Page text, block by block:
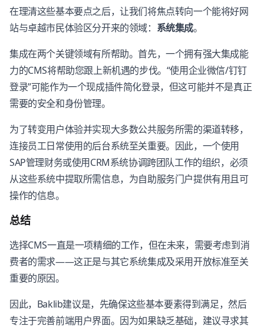
在理清这些基本要点之后，让我们将焦点转向一个能将好网
站与卓越市民体验区分开来的领域： 系统集成。
集成在两个关键领域有所帮助。首先，一个拥有强大集成能
力的CMS将帮助您跟上新机遇的步伐。“使用企业微信/钉钉
登录”可能作为一个现成插件简化登录，但这可能并不是真正
需要的安全和身份管理。
为了转变用户体验并实现大多数公共服务所需的渠道转移，
连接员工日常使用的后台系统至关重要。因此，一个使用
SAP管理财务或使用CRM系统协调跨团队工作的组织，必须
从这些系统中提取所需信息，为自助服务门户提供有用且可
操作的信息。
总结
选择CMS一直是一项精细的工作，但在未来，需要考虑到消
费者的需求——这正是与其它系统集成及采用开放标准至关
重要的原因。
因此，Baklib建议是，先确保这些基本要素得到满足，然后
专注于完善前端用户界面。因为如果缺乏基础，建议寻求其